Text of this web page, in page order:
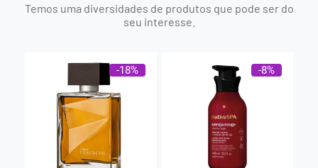
Temos uma diversidades de produtos que pode ser do
seu interesse.
-18% -8%